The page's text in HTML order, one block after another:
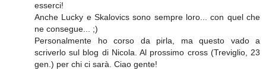
esserci!
Anche Lucky e Skalovics sono sempre loro... con quel che
ne consegue... ;)
Personalmente ho corso da pirla, ma questo vado a
scriverlo sul blog di Nicola. Al prossimo cross (Treviglio, 23
gen.) per chi ci sarà. Ciao gente!